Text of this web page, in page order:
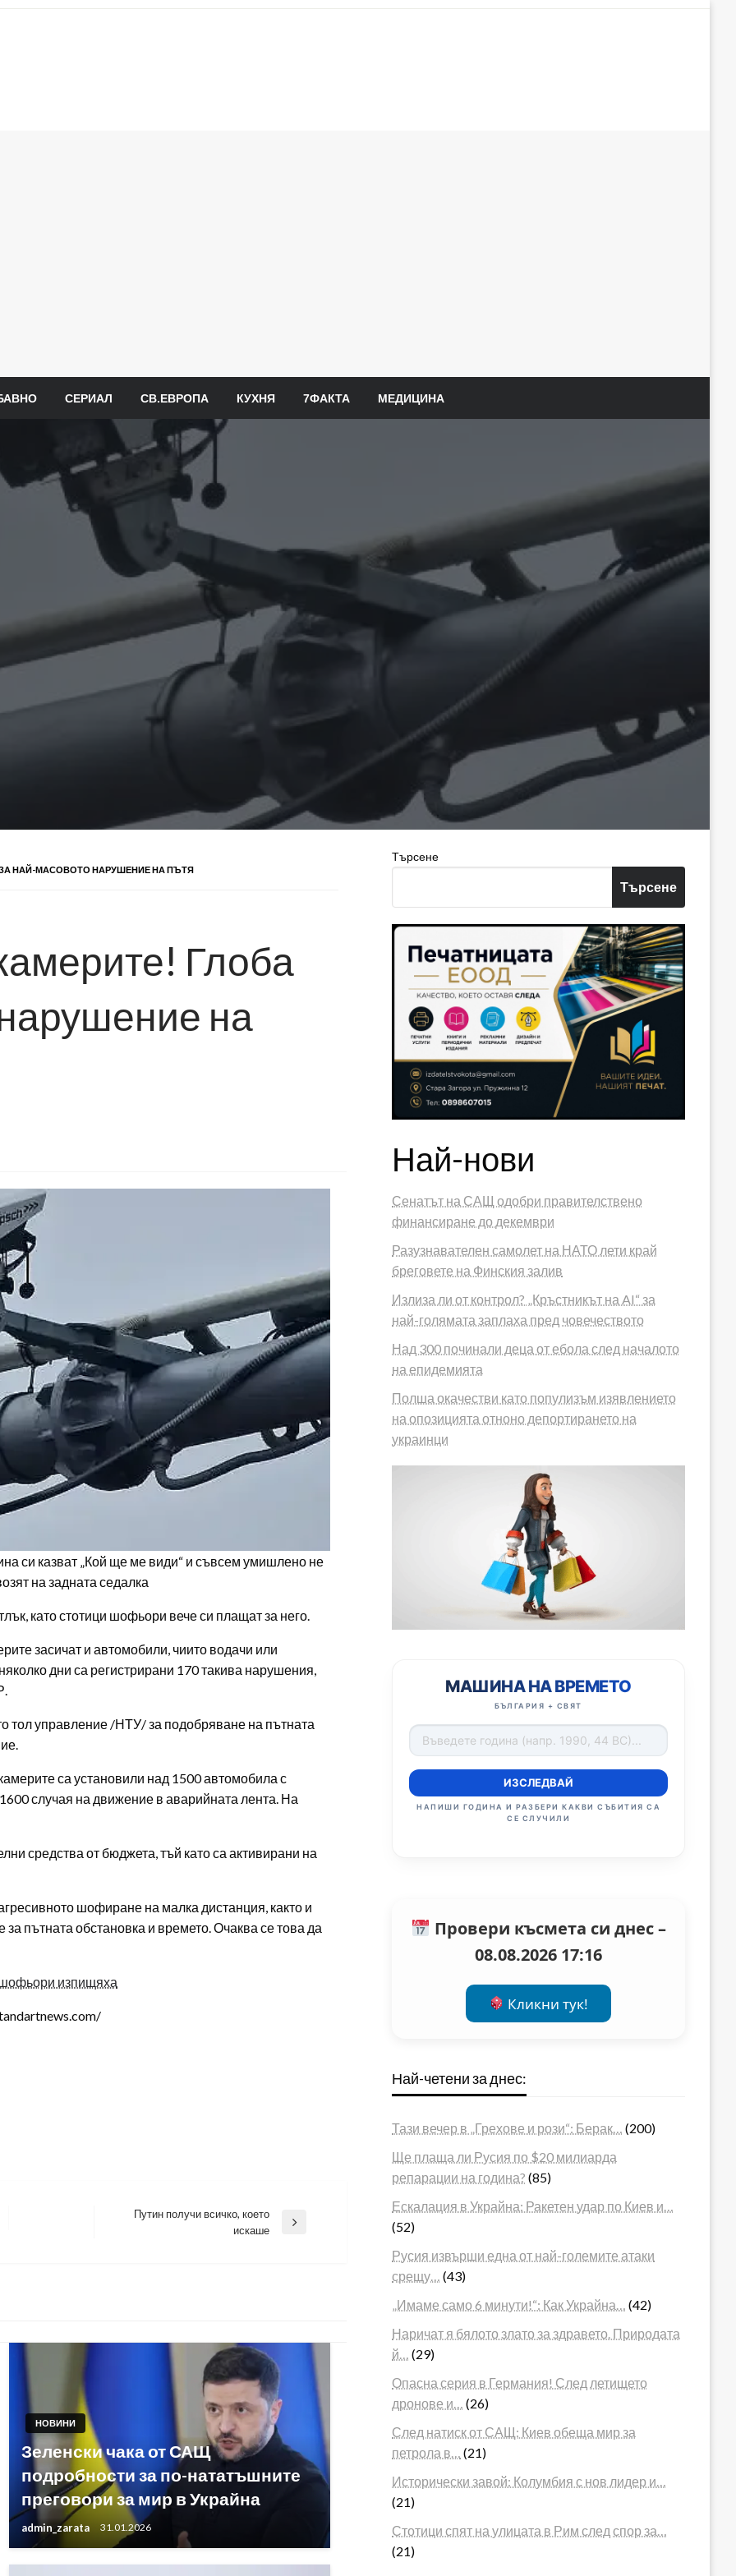
СЕРИАЛ СВ.ЕВРОПА КУХНЯ 7ФАКТА МЕДИЦИНА
НАЙ-МАСОВОТО НАРУШЕНИЕ НА ПЪТЯ
Глоба
на
си казват „Кой ще ме види“ и съвсем умишлено не
на задната седалка
като стотици шофьори вече си плащат за него.
засичат и автомобили, чиито водачи или
дни са регистрирани 170 такива нарушения,
тол управление /НТУ/ за подобряване на пътната
са установили над 1500 автомобила с
случая на движение в аварийната лента. На
средства от бюджета, тъй като са активирани на
шофиране на малка дистанция, както и
пътната обстановка и времето. Очаква се това да
изпищяха
Путин получи всичко, което
искаше
НОВИНИ
Зеленски чака от САЩ
подробности за по-нататъшните
преговори за мир в Украйна
admin_zarata 31.01.2026
Търсене
Търсене
Най-нови
Сенатът на САЩ одобри правителствено
финансиране до декември
Разузнавателен самолет на НАТО лети край
бреговете на Финския залив
Излиза ли от контрол? „Кръстникът на AI“ за
най-голямата заплаха пред човечеството
Над 300 починали деца от ебола след началото
на епидемията
Полша окачестви като популизъм изявлението
на опозицията отноно депортирането на
украинци
МАШИНА НА ВРЕМЕТО
БЪЛГАРИЯ + СВЯТ
ИЗСЛЕДВАЙ
НАПИШИ ГОДИНА И РАЗБЕРИ КАКВИ СЪБИТИЯ СА
СЕ СЛУЧИЛИ
Провери късмета си днес –
08.08.2026 17:16
Кликни тук!
Най-четени за днес:
Тази вечер в „Грехове и рози“: Берак…
(200)
Ще плаща ли Русия по $20 милиарда
репарации на година? (85)
Ескалация в Украйна: Ракетен удар по Киев и…
(52)
Русия извърши една от най-големите атаки
срещу…
(43)
„Имаме само 6 минути!“: Как Украйна…
(42)
Наричат я бялото злато за здравето. Природата
й…
(29)
Опасна серия в Германия! След летището
дронове и…
(26)
След натиск от САЩ: Киев обеща мир за
петрола в…
(21)
Исторически завой: Колумбия с нов лидер и…
(21)
Стотици спят на улицата в Рим след спор за…
(21)